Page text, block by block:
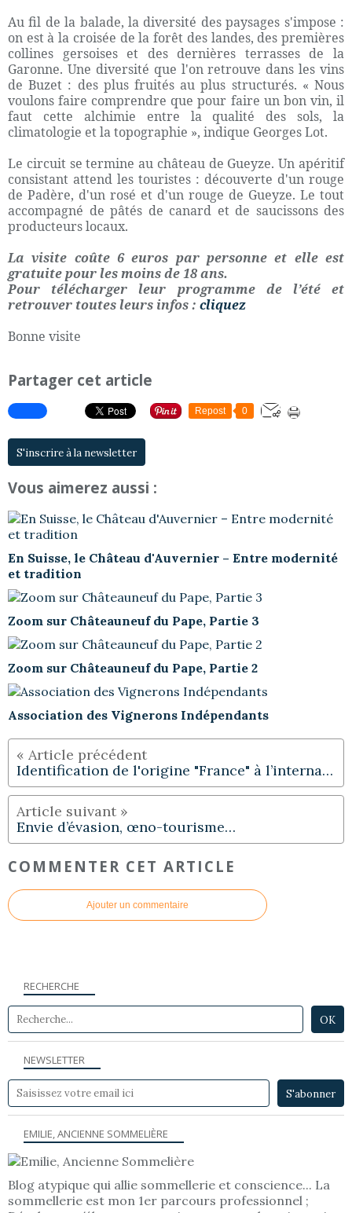
Au fil de la balade, la diversité des paysages s'impose :
on est à la croisée de la forêt des landes, des premières
collines gersoises et des dernières terrasses de la
Garonne. Une diversité que l'on retrouve dans les vins
de Buzet : des plus fruités au plus structurés. « Nous
voulons faire comprendre que pour faire un bon vin, il
faut cette alchimie entre la qualité des sols, la
climatologie et la topographie », indique Georges Lot.
Le circuit se termine au château de Gueyze. Un apéritif
consistant attend les touristes : découverte d'un rouge
de Padère, d'un rosé et d'un rouge de Gueyze. Le tout
accompagné de pâtés de canard et de saucissons des
producteurs locaux.
La visite coûte 6 euros par personne et elle est
gratuite pour les moins de 18 ans.
Pour télécharger leur programme de l’été et
retrouver toutes leurs infos : cliquez
Bonne visite
Partager cet article
Repost 0
S'inscrire à la newsletter
Vous aimerez aussi :
En Suisse, le Château d'Auvernier – Entre modernité
et tradition
Zoom sur Châteauneuf du Pape, Partie 3
Zoom sur Châteauneuf du Pape, Partie 2
Association des Vignerons Indépendants
Identification de l'origine "France" à l’international
Envie d’évasion, œno-tourisme…
COMMENTER CET ARTICLE
Ajouter un commentaire
NEWSLETTER
RECHERCHE
EMILIE, ANCIENNE SOMMELIÈRE
Blog atypique qui allie sommellerie et conscience... La
sommellerie est mon 1er parcours professionnel ;